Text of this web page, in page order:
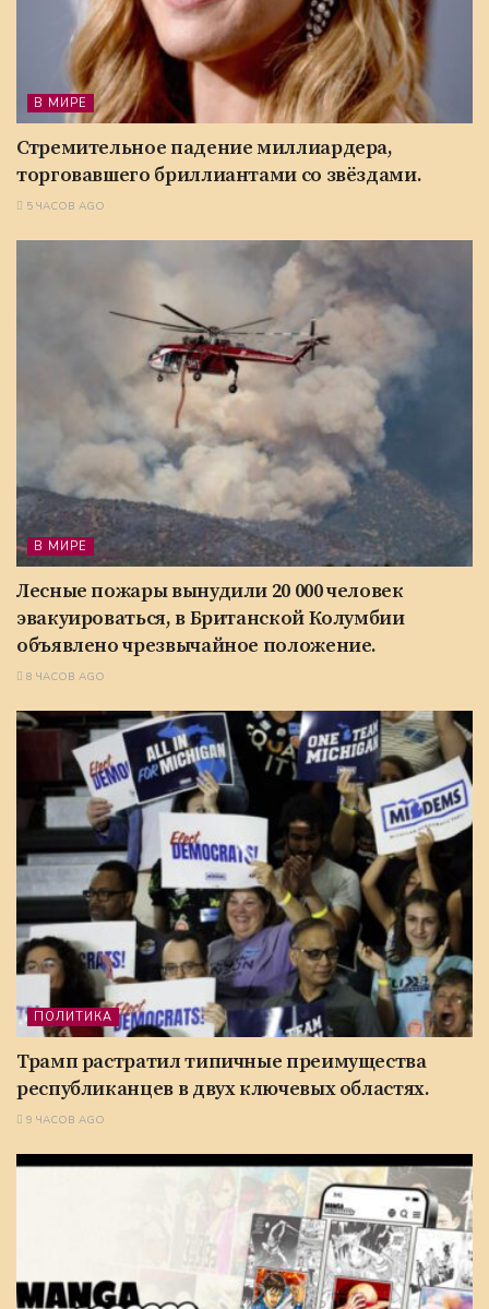
В МИРЕ
Стремительное падение миллиардера,
торговавшего бриллиантами со звёздами.
5 ЧАСОВ AGO
В МИРЕ
Лесные пожары вынудили 20 000 человек
эвакуироваться, в Британской Колумбии
объявлено чрезвычайное положение.
8 ЧАСОВ AGO
ПОЛИТИКА
Трамп растратил типичные преимущества
республиканцев в двух ключевых областях.
9 ЧАСОВ AGO